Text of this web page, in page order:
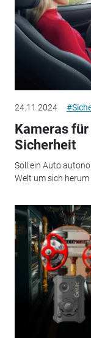
24.11.2024
Kameras
Sicherheit
Soll ein Auto
Welt um sich herum